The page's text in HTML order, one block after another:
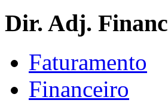
Dir. Adj.
Faturamento
Financeiro